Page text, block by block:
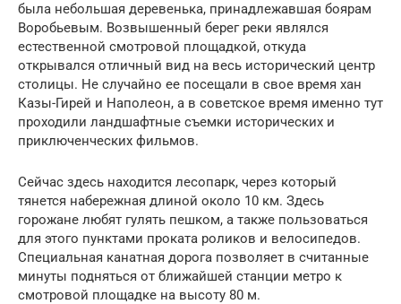
была небольшая деревенька, принадлежавшая боярам
Воробьевым. Возвышенный берег реки являлся
естественной смотровой площадкой, откуда
открывался отличный вид на весь исторический центр
столицы. Не случайно ее посещали в свое время хан
Казы-Гирей и Наполеон, а в советское время именно тут
проходили ландшафтные съемки исторических и
приключенческих фильмов.
Сейчас здесь находится лесопарк, через который
тянется набережная длиной около 10 км. Здесь
горожане любят гулять пешком, а также пользоваться
для этого пунктами проката роликов и велосипедов.
Специальная канатная дорога позволяет в считанные
минуты подняться от ближайшей станции метро к
смотровой площадке на высоту 80 м.